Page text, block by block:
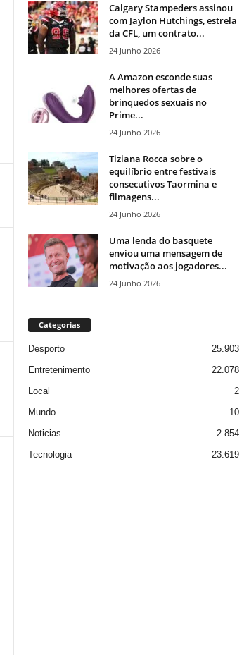
Calgary Stampeders assinou
com Jaylon Hutchings, estrela
da CFL, um contrato...
24 Junho 2026
A Amazon esconde suas
melhores ofertas de
brinquedos sexuais no
Prime...
24 Junho 2026
Tiziana Rocca sobre o
equilíbrio entre festivais
consecutivos Taormina e
filmagens...
24 Junho 2026
Uma lenda do basquete
enviou uma mensagem de
motivação aos jogadores...
24 Junho 2026
Categorias
Desporto
25.903
Entretenimento
22.078
Local
2
Mundo
10
Noticias
2.854
Tecnologia
23.619